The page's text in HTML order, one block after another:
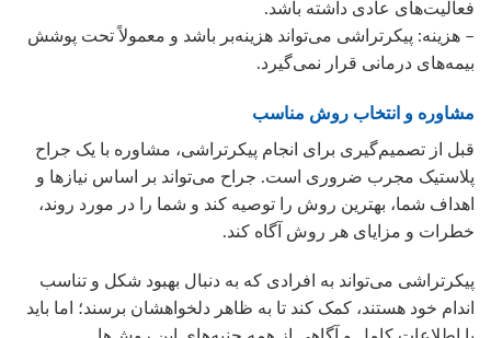
فعالیت‌های عادی داشته باشد.
– هزینه: پیکرتراشی می‌تواند هزینه‌بر باشد و معمولاً تحت پوشش
بیمه‌های درمانی قرار نمی‌گیرد.
مشاوره و انتخاب روش مناسب
قبل از تصمیم‌گیری برای انجام پیکرتراشی، مشاوره با یک جراح
پلاستیک مجرب ضروری است. جراح می‌تواند بر اساس نیازها و
اهداف شما، بهترین روش را توصیه کند و شما را در مورد روند،
خطرات و مزایای هر روش آگاه کند.
پیکرتراشی می‌تواند به افرادی که به دنبال بهبود شکل و تناسب
اندام خود هستند، کمک کند تا به ظاهر دلخواهشان برسند؛ اما باید